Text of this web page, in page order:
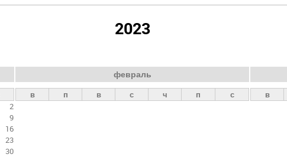
2023
2
9
16
23
30
февраль
в п в с ч п с в